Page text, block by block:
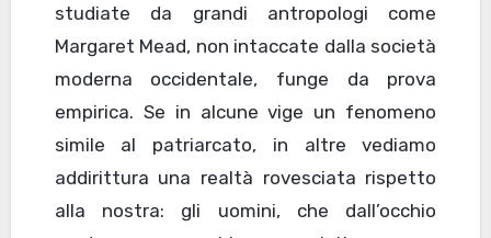
studiate da grandi antropologi come
Margaret Mead, non intaccate dalla società
moderna occidentale, funge da prova
empirica. Se in alcune vige un fenomeno
simile al patriarcato, in altre vediamo
addirittura una realtà rovesciata rispetto
alla nostra: gli uomini, che dall’occhio